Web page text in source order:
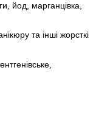
йод, марганцівка,
та інші жорсткі